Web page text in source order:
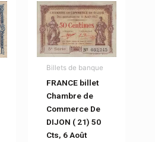
Billets de banque
FRANCE billet
Chambre de
Commerce De
DIJON ( 21) 50
Cts, 6 Août